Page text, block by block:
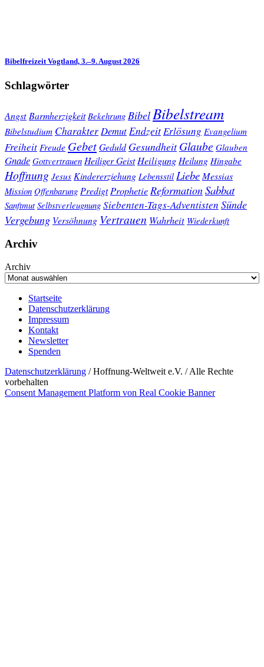
Bibelfreizeit Vogtland, 3.–9. August 2026
Schlagwörter
Angst Barmherzigkeit Bekehrung Bibel Bibelstream
Bibelstudium Charakter Demut EndzeitErlösung Evangelium
Freiheit Freude GebetGeduld Gesundheit Glaube Glauben
Gnade Gottvertrauen Heiliger Geist Heiligung Heilung Hingabe
Hoffnung Jesus Kindererziehung Lebensstil Liebe Messias
Mission Offenbarung Predigt Prophetie ReformationSabbat
Sanftmut Selbstverleugnung Siebenten-Tags-Adventisten Sünde
Vergebung Versöhnung Vertrauen Wahrheit Wiederkunft
Archiv
Archiv
Startseite
Datenschutzerklärung
Impressum
Kontakt
Newsletter
Spenden
Datenschutzerklärung / Hoffnung-Weltweit e.V. / Alle Rechte
vorbehalten
Consent Management Platform von Real Cookie Banner